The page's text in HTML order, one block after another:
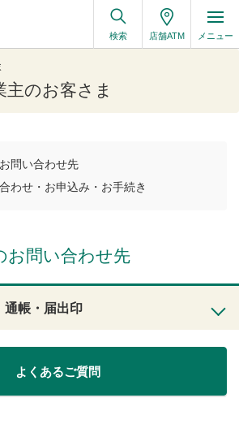
検索 店舗ATM メニュー
主のお客さま
問い合わせ先
わせ・お申込み・お手続き
お問い合わせ先
通帳・届出印
よくあるご質問